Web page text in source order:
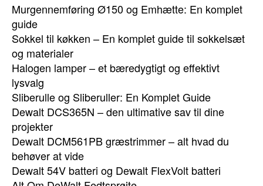
Murgennemføring Ø150 og Emhætte: En komplet
guide
Sokkel til køkken – En komplet guide til sokkelsæt
og materialer
Halogen lamper – et bæredygtigt og effektivt
lysvalg
Sliberulle og Sliberuller: En Komplet Guide
Dewalt DCS365N – den ultimative sav til dine
projekter
Dewalt DCM561PB græstrimmer – alt hvad du
behøver at vide
Dewalt 54V batteri og Dewalt FlexVolt batteri